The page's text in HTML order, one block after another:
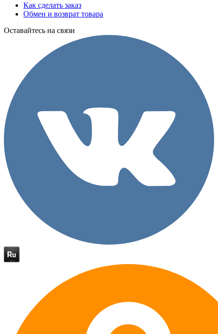
Как сделать заказ
Обмен и возврат товара
Оставайтесь на связи